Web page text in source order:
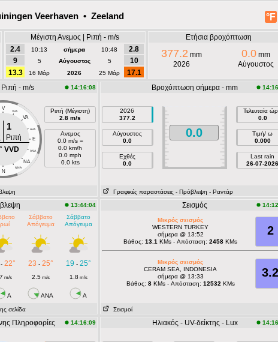
°F
Veerhaven • Zeeland
Μέγιστη Ανεμος | Ριπή - m/s
2.4
10:13 σήμερα 10:48
2.8
9
5 Αύγουστος 5
10
13.3
16 Μάρ 2026 25 Μάρ 17.1
Ετήσια βροχόπτωση
377.2 mm
2026
0.0mm
Αύγουστος
- m/s 14:16:08
V VVA
VA
AVA
E
ANA
NA
NNA
N
1
Ριπή
VVD
Ριπή (Μέγιστη)
2.8 m/s
Ανεμος
0.0 m/s =
0.0 km/h
0.0 mph
0.0 kts
Βροχόπτωση σήμερα - mm
2026
377.2
Αύγουστος
0.0
Εχθές
0.0
0.0
Τελευταία
0.0
Τιμή/ ω
0.000
Last rain
26-07-2026
Γραφικές παραστάσεις - Πρόβλεψη - Ραντάρ
13:44:04
Σάββατο
Απόγευμα
Σάββατο
Απόγευμα
- 22° 23 - 25° 19 - 25°
m/s 2.5m/s 1.8 m/s
A ANA A
σελίδα
Σεισμός
2
Μικρός σεισμός
WESTERN TURKEY
σήμερα @ 13:52
Βάθος: 13.1 KMs - Απόσταση: 2458 KMs
3.2
Μικρός σεισμός
CERAM SEA, INDONESIA
σήμερα @ 13:33
Βάθος: 8KMs - Απόσταση: 12532 KMs
Σεισμοί
Πληροφορίες 14:16:09 Ηλιακός - UV-δείκτης - Lux